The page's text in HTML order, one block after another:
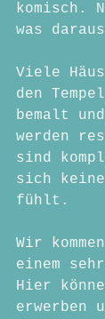
komisch.
was
Viele
den
bemalt
werden
sind
sich
fühlt.
Wir
einem
Hier
erwerben